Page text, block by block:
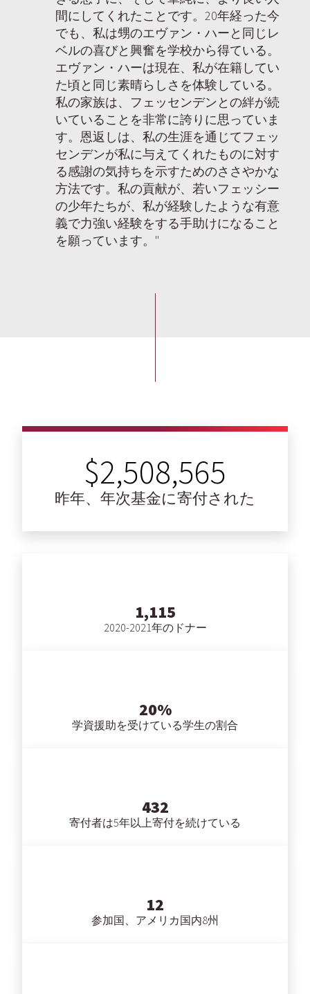
間にしてくれたことです。20年経った今
でも、私は甥のエヴァン・ハーと同じレ
ベルの喜びと興奮を学校から得ている。
エヴァン・ハーは現在、私が在籍してい
た頃と同じ素晴らしさを体験している。
私の家族は、フェッセンデンとの絆が続
いていることを非常に誇りに思っていま
す。恩返しは、私の生涯を通じてフェッ
センデンが私に与えてくれたものに対す
る感謝の気持ちを示すためのささやかな
方法です。私の貢献が、若いフェッシー
の少年たちが、私が経験したような有意
義で力強い経験をする手助けになること
を願っています。"
$2,508,565
昨年、年次基金に寄付された
1,115
2020-2021年のドナー
20%
学資援助を受けている学生の割合
432
寄付者は5年以上寄付を続けている
12
参加国、アメリカ国内8州